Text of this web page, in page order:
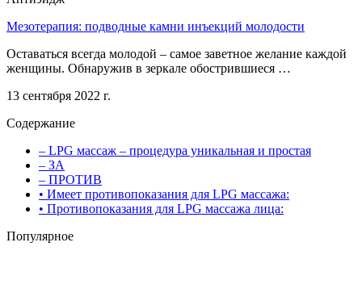
Мезотерапия: подводные камни инъекций молодости
Оставаться всегда молодой – самое заветное желание каждой
женщины. Обнаружив в зеркале обострившиеся …
13 сентября 2022 г.
Содержание
– LPG массаж – процедура уникальная и простая
– ЗА
– ПРОТИВ
• Имеет противопоказания для LPG массажа:
• Противопоказания для LPG массажа лица:
Популярное